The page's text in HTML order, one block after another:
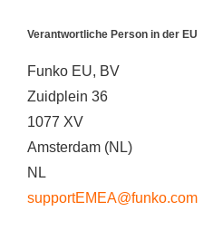
Verantwortliche Person in der EU
Funko EU, BV
Zuidplein 36
1077 XV
Amsterdam (NL)
NL
supportEMEA@funko.com